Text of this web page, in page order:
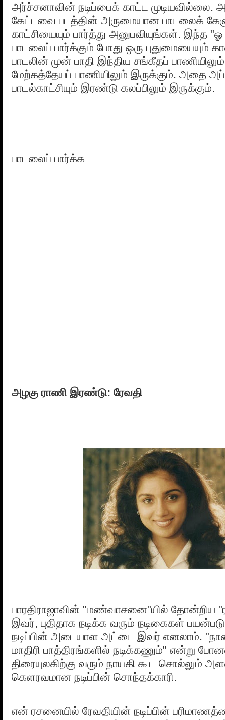
அர்ச்சனாவின் நடிப்பைக் காட்ட முடியவில்லை.
கேட்டவை படத்தின் அருமையான பாடலைக்
காட்சியையும் பார்த்து அனுபவியுங்கள். இந்த
பாடலைப் பார்க்கும் போது ஒரு புதுமையையும்
பாடலின் முன் பாதி இந்திய சங்கீதப் பாணியிலும்
மேற்கத்தேயப் பாணியிலும் இருக்கும். அதை
பாடல்காட்சியும் இரண்டு கலப்பிலும் இருக்கும்.
பாடலைப் பார்க்க
அழகு ராணி இரண்டு: ரேவதி
பாரதிராஜாவின் "மண்வாசனை"யில் தோன்றிய
இவர், புதிதாக நடிக்க வரும் நடிகைகள்
நடிப்பின் அடையாள அட்டை இவர் எனலாம். "நான்
மாதிரி பாத்திரங்களில் நடிக்கணும்" என்று
திரையுலகிற்கு வரும் நாயகி கூட சொல்லும்
கெளரவமான நடிப்பின் சொந்தக்காரி.
என் ரசனையில் ரேவதியின் நடிப்பின்